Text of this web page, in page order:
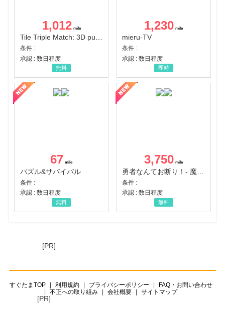
1,012
Tile Triple Match: 3D puzzle
条件 :
承認 : 数日程度
無料
1,230
mieru-TV
条件 :
承認 : 数日程度
即時
67
パズル&サバイバル
条件 :
承認 : 数日程度
無料
3,750
条件 :
承認 : 数日程度
無料
[PR]
すぐたまTOP 利用規約 プライバシーポリシー
FAQ・お問い合わせ
不正への取り組み
会社概要 サイトマップ
[PR]